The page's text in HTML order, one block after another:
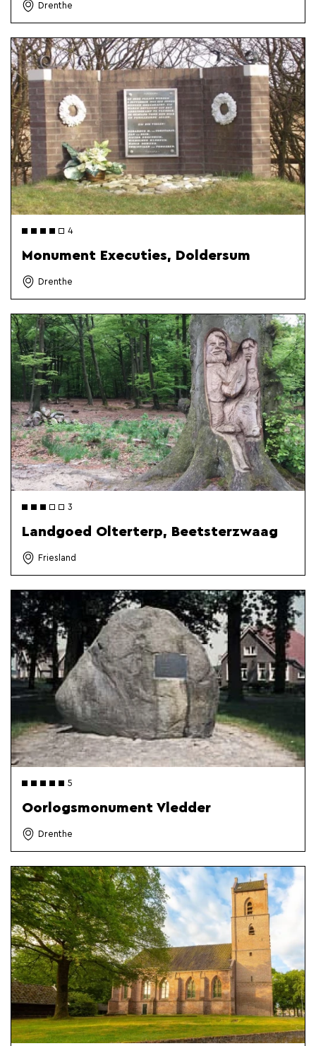
Drenthe
4
Monument Executies, Doldersum
Drenthe
3
Landgoed Olterterp, Beetsterzwaag
Friesland
5
Oorlogsmonument Vledder
Drenthe